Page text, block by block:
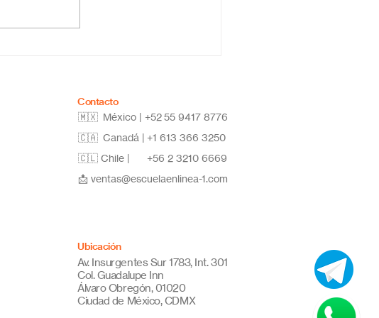
Contacto
🇲🇽 México | +5255 9417 8776
🇨🇦 Canadá | +1 613 366 3250
🇨🇱 Chile | +56 2 3210 6669
📩 ventas@escuelaenlinea-1.com
Ubicación
Av. Insurgentes Sur 1783, Int. 301
Col. Guadalupe Inn
Álvaro Obregón, 01020
Ciudad de México, CDMX